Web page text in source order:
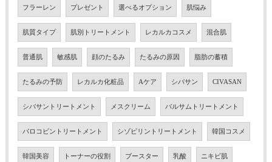
フラーレン プレゼント 選べるオプション 肌悩み
肌質タイプ 肌別トリートメント レカルカコスメ 混合肌
普通肌 敏感肌 顔のたるみ たるみの原因 脂肪の蓄積
たるみの予防 レカルカ化粧品 Aケア シバサン CIVASAN
シバサントリートメント メスクリーム バルサムトリートメント
バロコビントリートメント シゾピリントリートメント 韓国コスメ
韓国美容 トーナーの役割 ブースター 乳酸 ニキビ肌